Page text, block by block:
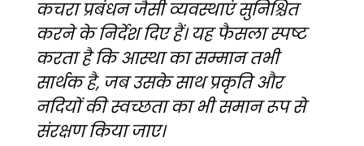
कचरा प्रबंधन जैसी व्यवस्थाएं सुनिश्चित
करने के निर्देश दिए हैं। यह फैसला स्पष्ट
करता है कि आस्था का सम्मान तभी
सार्थक है, जब उसके साथ प्रकृति और
नदियों की स्वच्छता का भी समान रूप से
संरक्षण किया जाए।